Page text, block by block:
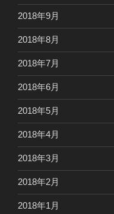
2018年9月
2018年8月
2018年7月
2018年6月
2018年5月
2018年4月
2018年3月
2018年2月
2018年1月